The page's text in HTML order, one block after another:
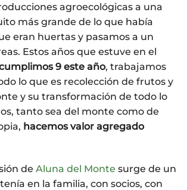
agroecológicas a una
más grande de lo que había
eran huertas y pasamos a un
Estos años que estuve en el
9 este año, trabajamos
lo que es recolección de frutos y
y su transformación de todo lo
tanto sea del monte como de
hacemos valor agregado
de Aluna del Monte surge de un
en la familia, con socios, con